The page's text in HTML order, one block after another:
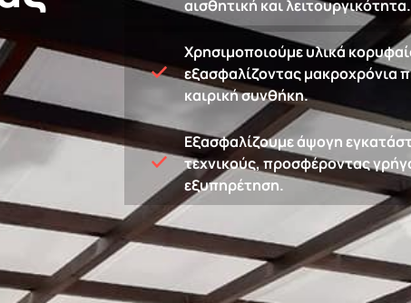
αισθητική και λειτουργικότητα.
Χρησιμοποιούμε υλικά
εξασφαλίζοντας μακροχρόνια
καιρική συνθήκη.
Εξασφαλίζουμε άψογη
τεχνικούς, προσφέροντας
εξυπηρέτηση.